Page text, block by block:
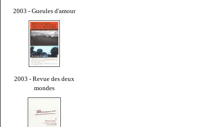
2003 - Gueules d'amour
2003 - Revue des deux
mondes